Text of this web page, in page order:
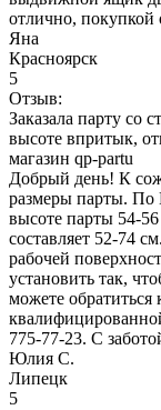
отлично, покупкой
Яна
Красноярск
5
Отзыв:
Заказала парту со
высоте впритык,
магазин qp-partu
Добрый день! К
размеры парты. По
высоте парты 54-
составляет 52-74
рабочей
установить так,
можете
775-77-23. С
Юлия С.
Липецк
5